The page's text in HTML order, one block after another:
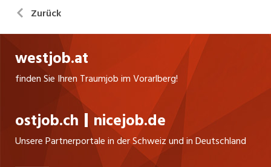
Zurück
westjob.at
finden Sie Ihren Traumjob im Vorarlberg!
ostjob.ch nicejob.de
Unsere Partnerportale in der Schweiz und in Deutschland